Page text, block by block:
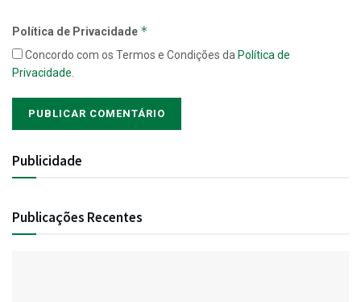
Política de Privacidade *
Concordo com os Termos e Condições da Política de
Privacidade
Publicidade
Publicações Recentes